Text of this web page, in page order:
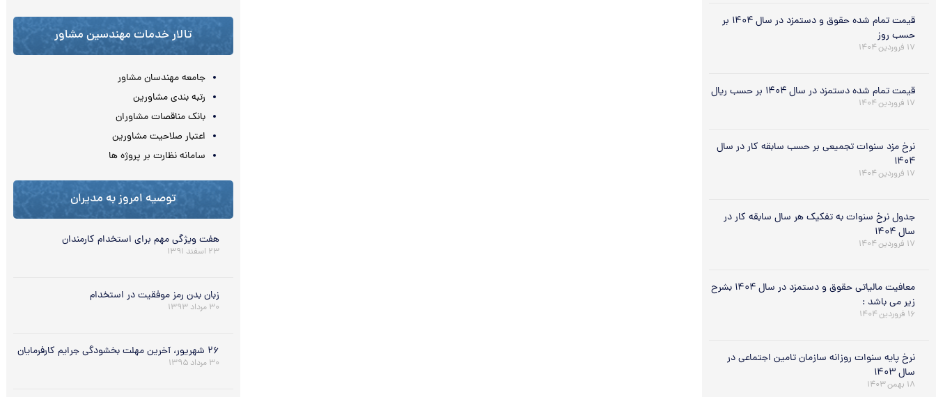
قیمت تمام شده حقوق و دستمزد در سال ۱۴۰۴ بر
حسب روز
۱۷ فروردین ۱۴۰۴
قیمت تمام شده دستمزد در سال ۱۴۰۴ بر حسب ریال
۱۷ فروردین ۱۴۰۴
نرخ مزد سنوات تجمیعی بر حسب سابقه کار در سال
۱۴۰۴
۱۷ فروردین ۱۴۰۴
جدول نرخ سنوات به تفکیک هر سال سابقه کار در
سال ۱۴۰۴
۱۷ فروردین ۱۴۰۴
معافیت مالیاتی حقوق و دستمزد در سال ۱۴۰۴ بشرح
زیر می باشد :
۱۶ فروردین ۱۴۰۴
نرخ پایه سنوات روزانه سازمان تامین اجتماعی در
سال ۱۴۰۳
۱۸ بهمن ۱۴۰۳
تالار خدمات مهندسین مشاور
جامعه مهندسان مشاور
رتبه بندی مشاورین
بانک مناقصات مشاوران
اعتبار صلاحیت مشاورین
سامانه نظارت بر پروژه ها
توصیه امروز به مدیران
هفت ویژگی مهم برای استخدام کارمندان
۲۳ اسفند ۱۳۹۱
زبان بدن رمز موفقیت در استخدام
۳۰ مرداد ۱۳۹۳
٢۶ شهریور، آخرین مهلت بخشودگی جرایم کارفرمایان
۳۰ مرداد ۱۳۹۵